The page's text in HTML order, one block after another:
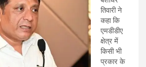
तिवारी ने
कहा कि
एमडीडीए
क्षेत्र में
किसी भी
प्रकार के